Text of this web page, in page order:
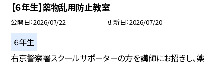
【６年生】薬物乱用防止教室
公開日 2026/07/22 更新日 2026/07/20
６年生
右京警察署スクールサポーターの方を講師にお招きし、薬